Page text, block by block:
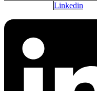
Linkedin